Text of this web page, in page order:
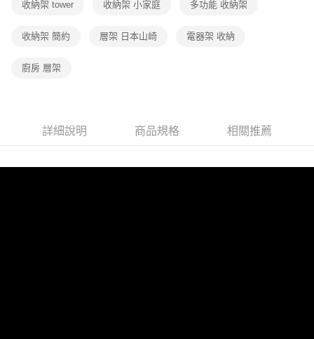
收納架 tower 收納架 小家庭 多功能 收納架
收納架 簡約 層架 日本山崎 電器架 收納
廚房 層架
詳細說明 商品規格 相關推薦